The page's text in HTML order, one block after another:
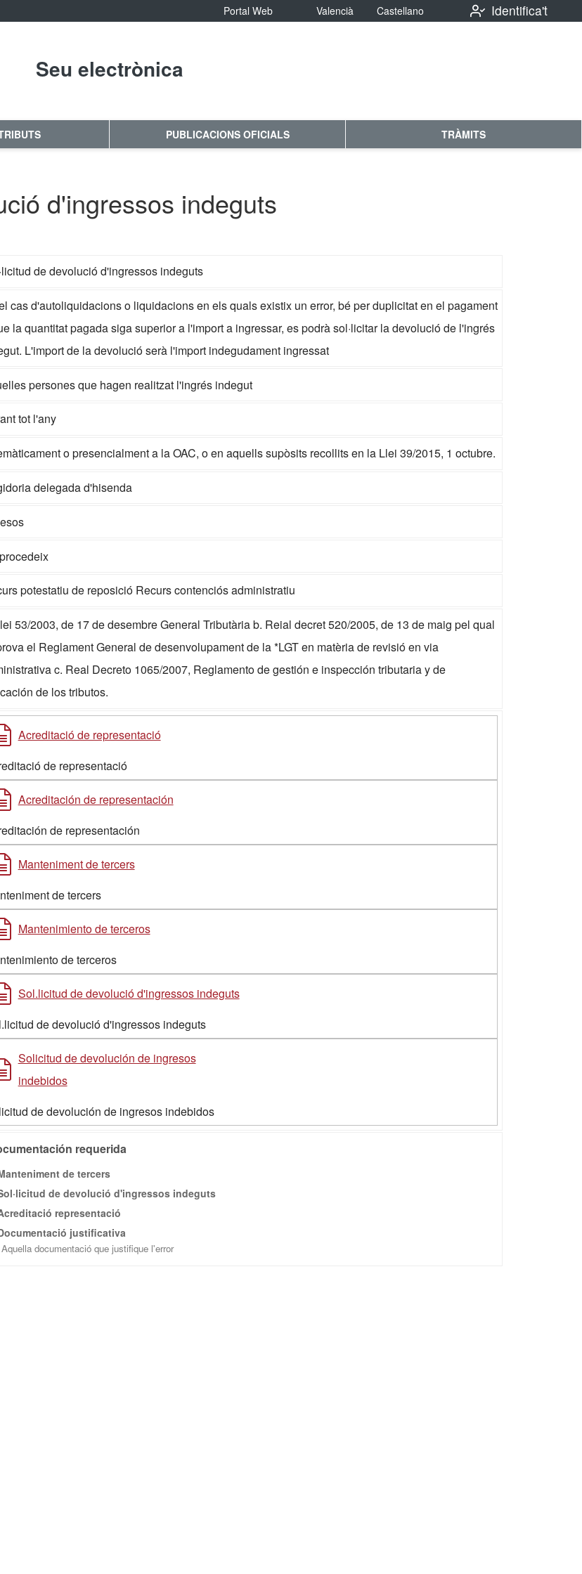
Portal Web Valencià Castellano Identifica't
Seu electrònica
PUBLICACIONS OFICIALS TRÀMITS
d'ingressos indeguts
de devolució d'ingressos indeguts
cas d'autoliquidacions o liquidacions en els quals existix un error, bé per duplicitat en el pagament
la quantitat pagada siga superior a l'import a ingressar, es podrà sol·licitar la devolució de l'ingrés
L'import de la devolució serà l'import indegudament ingressat
persones que hagen realitzat l'ingrés indegut
tot l'any
o presencialment a la OAC, o en aquells supòsits recollits en la Llei 39/2015, 1 octubre.
delegada d'hisenda
potestatiu de reposició Recurs contenciós administratiu
53/2003, de 17 de desembre General Tributària b. Reial decret 520/2005, de 13 de maig pel qual
el Reglament General de desenvolupament de la *LGT en matèria de revisió en via
c. Real Decreto 1065/2007, Reglamento de gestión e inspección tributaria y de
de los tributos.
Acreditació de representació
de representació
Acreditación de representación
de representación
Manteniment de tercers
de tercers
Mantenimiento de terceros
de terceros
Sol.licitud de devolució d'ingressos indeguts
de devolució d'ingressos indeguts
Solicitud de devolución de ingresos
indebidos
de devolución de ingresos indebidos
requerida
de tercers
de devolució d'ingressos indeguts
representació
justificativa
Aquella documentació que justifique l'error